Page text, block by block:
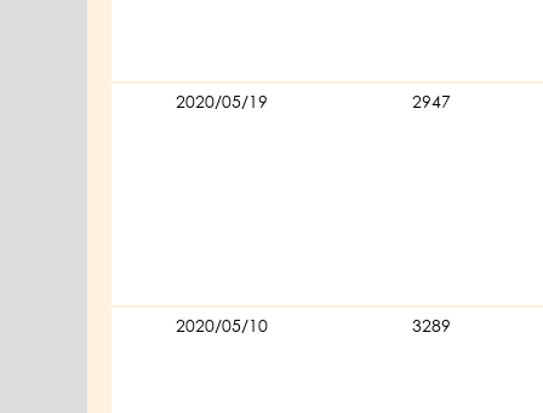
2947
2020/05/19
3289
2020/05/10